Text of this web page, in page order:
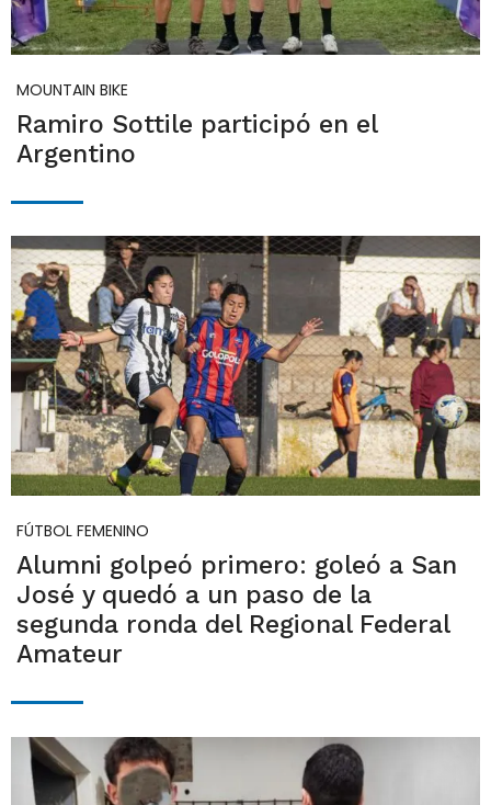
MOUNTAIN BIKE
Ramiro Sottile participó en el
Argentino
FÚTBOL FEMENINO
Alumni golpeó primero: goleó a San
José y quedó a un paso de la
segunda ronda del Regional Federal
Amateur